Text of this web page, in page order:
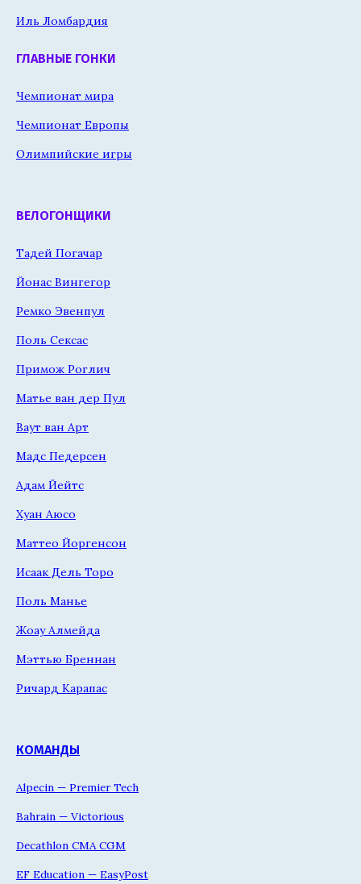
Иль Ломбардия
ГЛАВНЫЕ ГОНКИ
Чемпионат мира
Чемпионат Европы
Олимпийские игры
ВЕЛОГОНЩИКИ
Тадей Погачар
Йонас Вингегор
Ремко Эвенпул
Поль Сексас
Примож Роглич
Матье ван дер Пул
Ваут ван Арт
Мадс Педерсен
Адам Йейтс
Хуан Аюсо
Маттео Йоргенсон
Исаак Дель Торо
Поль Манье
Жоау Алмейда
Мэттью Бреннан
Ричард Карапас
КОМАНДЫ
Alpecin — Premier Tech
Bahrain — Victorious
Decathlon CMA CGM
EF Education — EasyPost